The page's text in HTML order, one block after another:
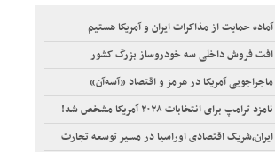
آماده حمایت از مذاکرات ایران و آمریکا هستیم
افت فروش داخلی سه خودروساز بزرگ کشور
ماجراجویی آمریکا در هرمز و اقتصاد «آسه‌آن»
نامزد ترامپ برای انتخابات ۲۰۲۸ آمریکا مشخص شد!
ایران،شریک اقتصادی اوراسیا در مسیر توسعه تجارت